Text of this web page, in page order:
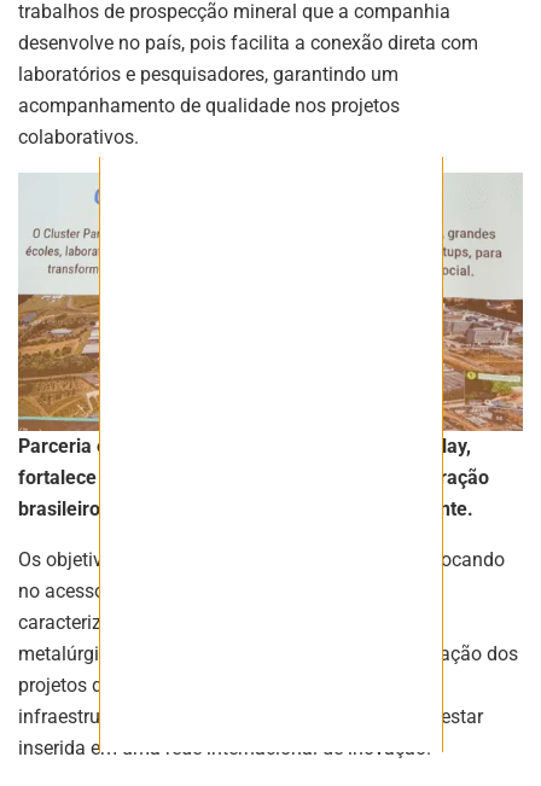
trabalhos de prospecção mineral que a companhia
desenvolve no país, pois facilita a conexão direta com
laboratórios e pesquisadores, garantindo um
acompanhamento de qualidade nos projetos
colaborativos.
Parceria entre a Axía e a Universidade Paris-Saclay,
fortalece a competitividade no mercado de mineração
brasileiro e impulsiona a inovação, afirma Prudente.
Os objetivos da cooperação são multifacetados, focando
no acesso a expertise científica especializada em
caracterização mineralógica avançada e ensaios
metalúrgicos otimizados, importantes para aceleração dos
projetos da empresa, que passa a contar com
infraestrutura técnica de classe mundial, além de estar
inserida em uma rede internacional de inovação.
ASSINAR